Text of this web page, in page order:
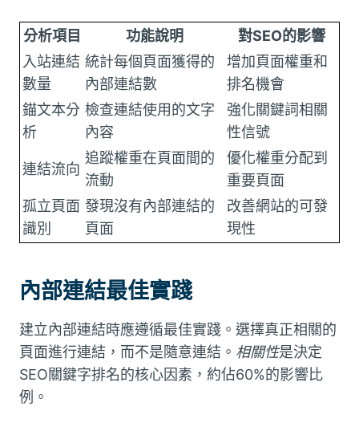
分析項目 功能說明
對SEO的影響
入站連結
數量
統計每個頁面獲得的
內部連結數
增加頁面權重和
排名機會
錨文本分
析
檢查連結使用的文字
內容
強化關鍵詞相關
性信號
連結流向
追蹤權重在頁面間的
流動
優化權重分配到
重要頁面
孤立頁面
識別
發現沒有內部連結的
頁面
改善網站的可發
現性
內部連結最佳實踐
建立內部連結時應遵循最佳實踐。選擇真正相關的
頁面進行連結，而不是隨意連結。 相關性是決定
SEO關鍵字排名的核心因素，約佔60%的影響比
例。